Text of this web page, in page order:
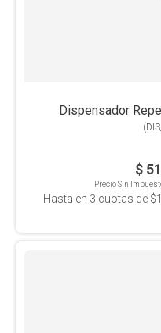
Dispensador
(
$
Precio Sin
Hasta en 3 cuotas de